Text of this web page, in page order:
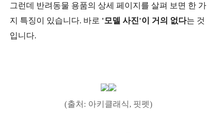
그런데 반려동물 용품의 상세 페이지를 살펴 보면 한 가
지 특징이 있습니다. 바로 '모델 사진'이 거의 없다는 것
입니다.
(출처: 아키클래식, 핏펫)